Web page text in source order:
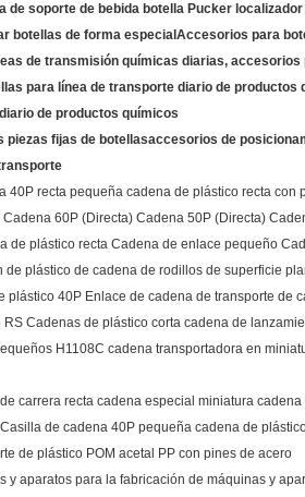
de soporte de bebida botella Pucker
botellas de forma especial Accesorios para
de transmisión químicas diarias, accesorios
para línea de transporte diario de
de productos químicos
piezas fijas de botellasaccesorios de
40P recta pequeña cadena de plástico recta con
60P (Directa) Cadena 50P (Directa)
de plástico recta Cadena de enlace pequeño
de plástico de cadena de rodillos de superficie
plástico 40P Enlace de cadena de transporte de
Cadenas de plástico corta cadena de
H1108C cadena transportadora en
carrera recta cadena especial miniatura
de cadena 40P pequeña cadena de
de plástico POM acetal PP con pines de acero
y aparatos para la fabricación de máquinas y